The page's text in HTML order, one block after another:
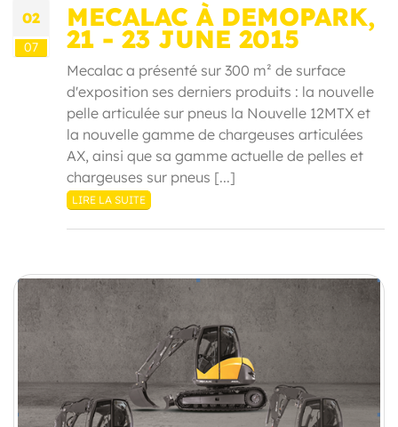
02
07
MECALAC À DEMOPARK,
21 - 23 JUNE 2015
Mecalac a présenté sur 300 m² de surface
d'exposition ses derniers produits : la nouvelle
pelle articulée sur pneus la Nouvelle 12MTX et
la nouvelle gamme de chargeuses articulées
AX, ainsi que sa gamme actuelle de pelles et
chargeuses sur pneus [...]
LIRE LA SUITE